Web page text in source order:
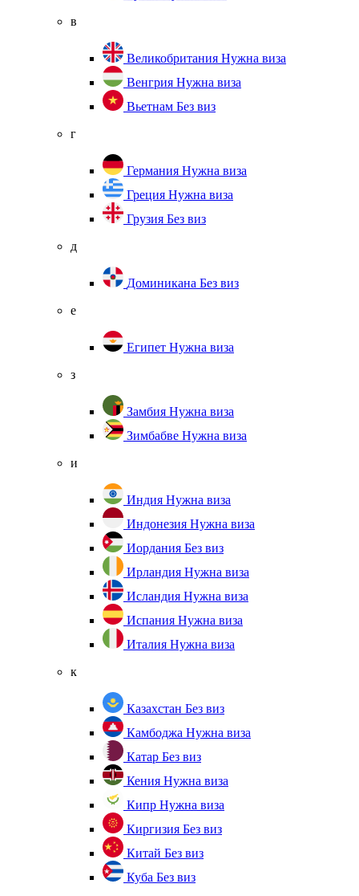
в
Великобритания Нужна виза
Венгрия Нужна виза
Вьетнам Без виз
г
Германия Нужна виза
Греция Нужна виза
Грузия Без виз
д
Доминикана Без виз
е
Египет Нужна виза
з
Замбия Нужна виза
Зимбабве Нужна виза
и
Индия Нужна виза
Индонезия Нужна виза
Иордания Без виз
Ирландия Нужна виза
Исландия Нужна виза
Испания Нужна виза
Италия Нужна виза
к
Казахстан Без виз
Камбоджа Нужна виза
Катар Без виз
Кения Нужна виза
Кипр Нужна виза
Киргизия Без виз
Китай Без виз
Куба Без виз